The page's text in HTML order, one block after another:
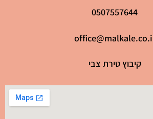
0507557644
קיבוץ טירת צבי